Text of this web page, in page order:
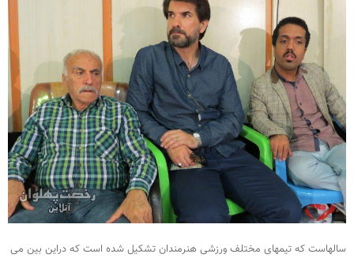
سالهاست که تیمهای مختلف ورزشی هنرمندان تشکیل شده است که دراین بین می